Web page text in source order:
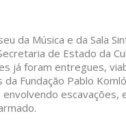
da Música e da Sala
de Estado da
já foram entregues,
Fundação Pablo
escavações,